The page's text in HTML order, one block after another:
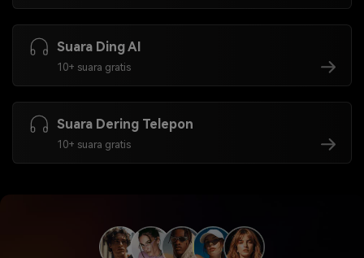
Suara Ding AI
10+ suara gratis
Suara Dering Telepon
10+ suara gratis